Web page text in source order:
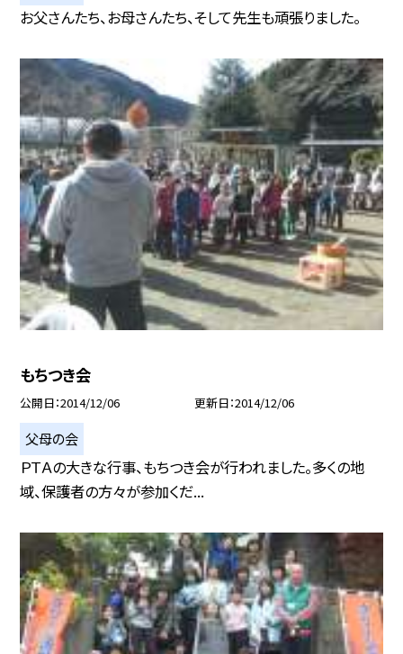
お父さんたち、お母さんたち、そして先生も頑張りました。
もちつき会
公開日 2014/12/06 更新日 2014/12/06
父母の会
ＰＴＡの大きな行事、もちつき会が行われました。多くの地
域、保護者の方々が参加くだ...